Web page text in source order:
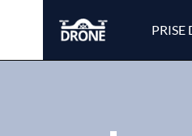
PRISE